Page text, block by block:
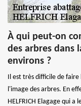
À qui peut-on
des arbres dans
environs ?
Il est très difficile de
l'image des arbres. En
HELFRICH Elagage qui